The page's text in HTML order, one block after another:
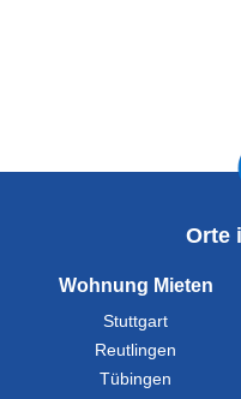
Orte
Wohnung Mieten
Stuttgart
Reutlingen
Tübingen